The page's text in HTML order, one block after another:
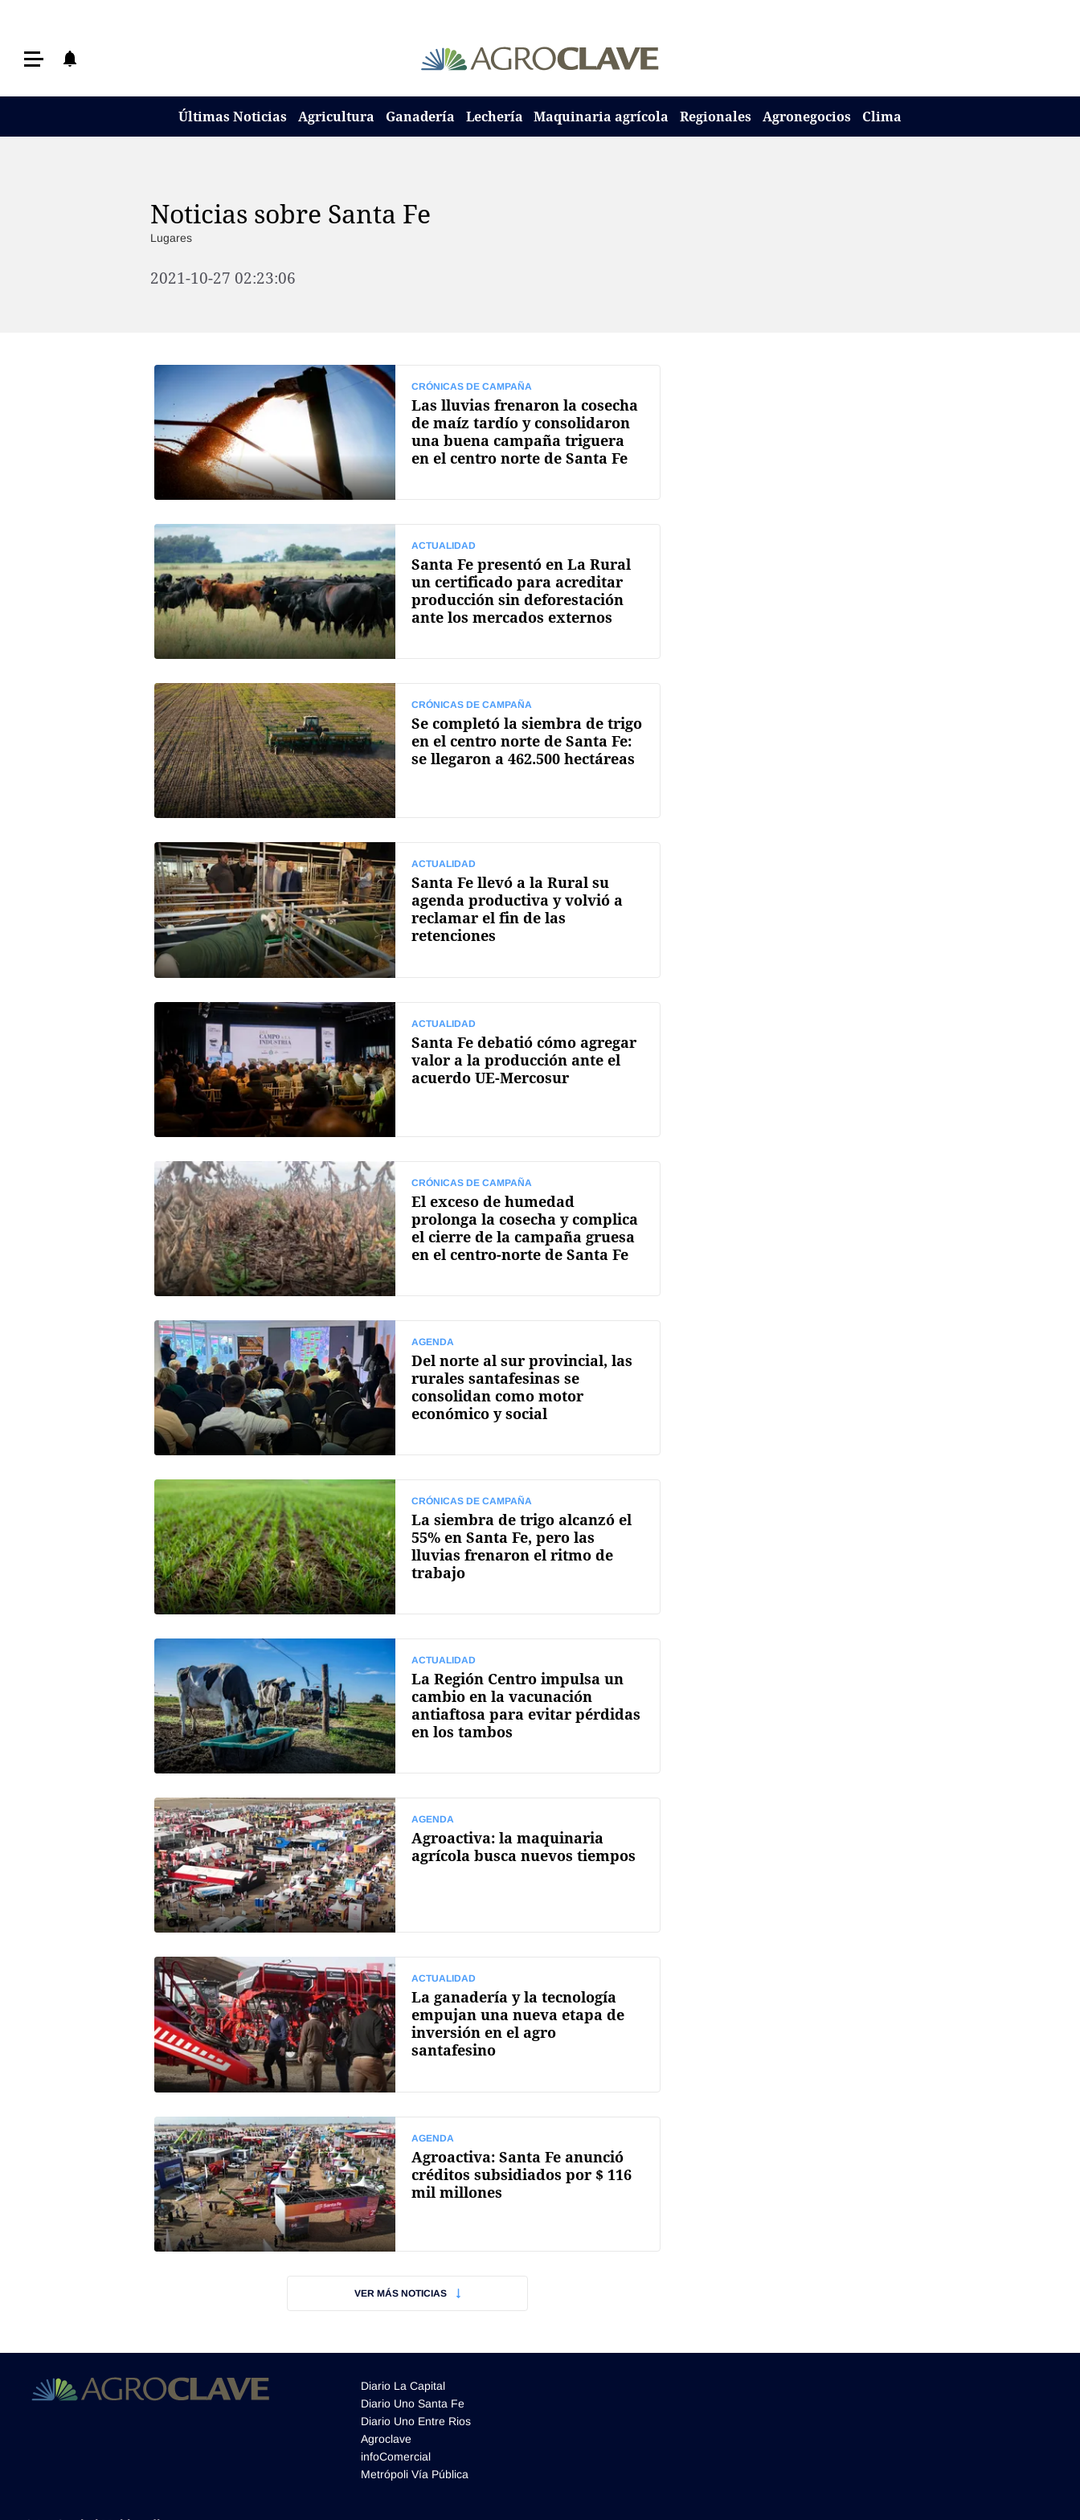
Últimas Noticias Agricultura Ganadería Lechería Maquinaria agrícola Regionales Agronegocios Clima
Noticias sobre Santa Fe
Lugares
2021-10-27 02:23:06
CRÓNICAS DE CAMPAÑA
Las lluvias frenaron la cosecha
de maíz tardío y consolidaron
una buena campaña triguera
en el centro norte de Santa Fe
ACTUALIDAD
Santa Fe presentó en La Rural
un certificado para acreditar
producción sin deforestación
ante los mercados externos
CRÓNICAS DE CAMPAÑA
Se completó la siembra de trigo
en el centro norte de Santa Fe:
se llegaron a 462.500 hectáreas
ACTUALIDAD
Santa Fe llevó a la Rural su
agenda productiva y volvió a
reclamar el fin de las
retenciones
ACTUALIDAD
Santa Fe debatió cómo agregar
valor a la producción ante el
acuerdo UE-Mercosur
CRÓNICAS DE CAMPAÑA
El exceso de humedad
prolonga la cosecha y complica
el cierre de la campaña gruesa
en el centro-norte de Santa Fe
AGENDA
Del norte al sur provincial, las
rurales santafesinas se
consolidan como motor
económico y social
CRÓNICAS DE CAMPAÑA
La siembra de trigo alcanzó el
55% en Santa Fe, pero las
lluvias frenaron el ritmo de
trabajo
ACTUALIDAD
La Región Centro impulsa un
cambio en la vacunación
antiaftosa para evitar pérdidas
en los tambos
AGENDA
Agroactiva: la maquinaria
agrícola busca nuevos tiempos
ACTUALIDAD
La ganadería y la tecnología
empujan una nueva etapa de
inversión en el agro
santafesino
AGENDA
Agroactiva: Santa Fe anunció
créditos subsidiados por $ 116
mil millones
VER MÁS NOTICIAS
Diario La Capital
Diario Uno Santa Fe
Diario Uno Entre Rios
Agroclave
infoComercial
Metrópoli Vía Pública